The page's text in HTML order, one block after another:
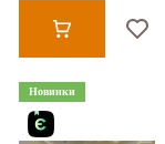
Новинки